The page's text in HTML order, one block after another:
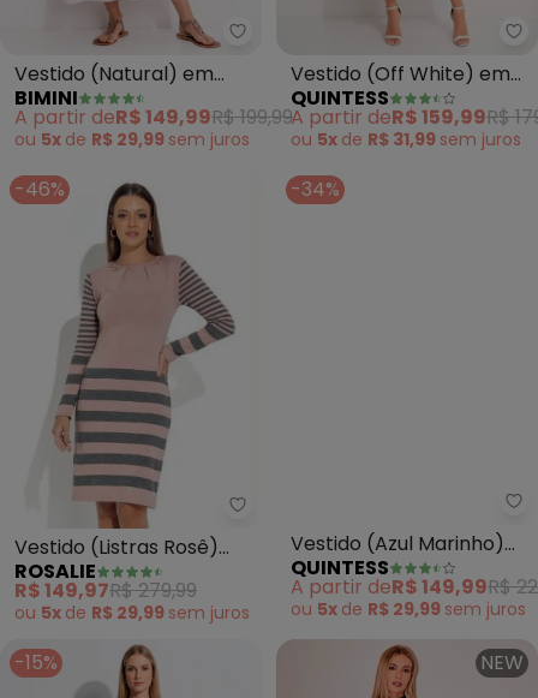
Bimini - Vestido (Natural) em
Vestido (Natural) em
Linho
BIMINI
A partir deR$ 149,99R$ 199,99
ou 5x de R$ 29,99 sem juros
Vestido (Off White) em
Malha Texturizada
QUINTESS
A partir deR$ 159,99R$
ou 5x de R$ 31,99 sem juros
-46%
Rosalie - Vestido (Listras Rosê)
Vestido (Listras Rosê)
com Pregas
ROSALIE
R$ 149,97R$ 279,99
ou 5x de R$ 29,99 sem juros
-34%
Vestido (Azul Marinho)
em Viscose Plana Sarjada
QUINTESS
A partir deR$ 149,99R$
ou 5x de R$ 29,99 sem juros
-15% NEW